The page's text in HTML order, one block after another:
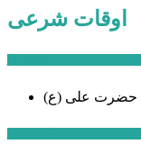
اوقات شرعی
حضرت علی (ع)